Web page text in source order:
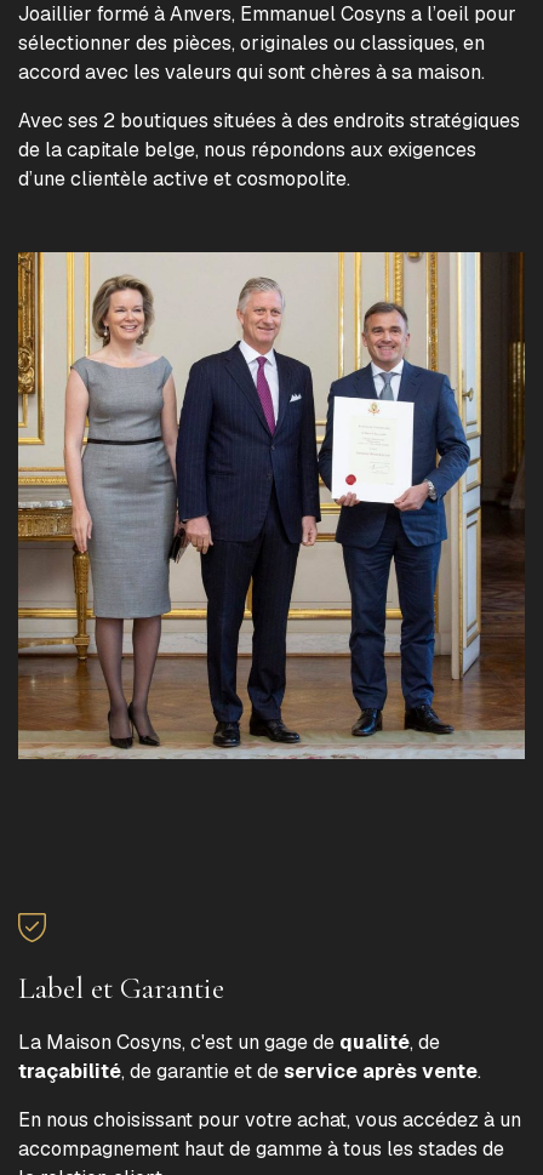
Joaillier formé à Anvers, Emmanuel Cosyns a l’oeil pour
sélectionner des pièces, originales ou classiques, en
accord avec les valeurs qui sont chères à sa maison.
Avec ses 2 boutiques situées à des endroits stratégiques
de la capitale belge, nous répondons aux exigences
d’une clientèle active et cosmopolite.
Label et Garantie
La Maison Cosyns, c'est un gage de qualité, de
traçabilité, de garantie et deservice après vente.
En nous choisissant pour votre achat, vous accédez à un
accompagnement haut de gamme à tous les stades de